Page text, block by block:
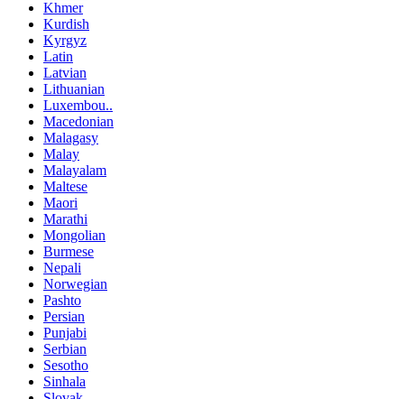
Khmer
Kurdish
Kyrgyz
Latin
Latvian
Lithuanian
Luxembou..
Macedonian
Malagasy
Malay
Malayalam
Maltese
Maori
Marathi
Mongolian
Burmese
Nepali
Norwegian
Pashto
Persian
Punjabi
Serbian
Sesotho
Sinhala